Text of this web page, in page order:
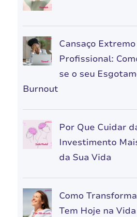
Cansaço
Profissional:
se o seu
Burnout
Por Que Cuidar
Investimento
da Sua Vida
Como
Tem Hoje na